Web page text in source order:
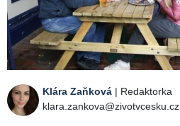
Klára Zaňková | Redaktorka
klara.zankova@zivotvcesku.cz